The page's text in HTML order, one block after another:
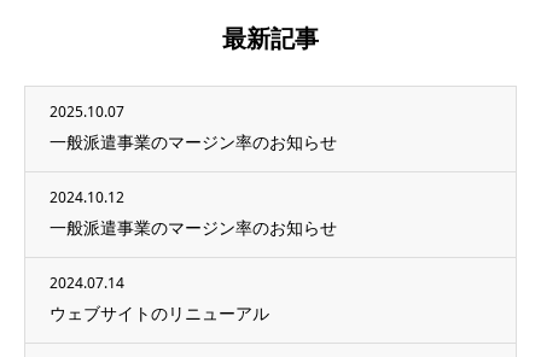
最新記事
2025.10.07
一般派遣事業のマージン率のお知らせ
2024.10.12
一般派遣事業のマージン率のお知らせ
2024.07.14
ウェブサイトのリニューアル